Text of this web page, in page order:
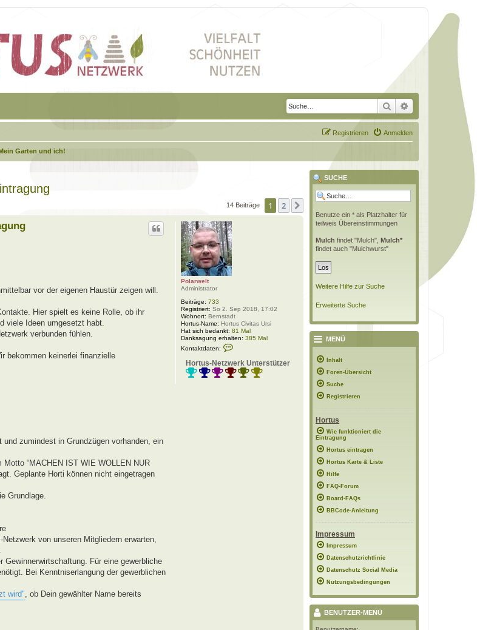
Suche Erweiterte Suche
Anmelden
Registrieren
Garten und ich!
14 Beiträge 1 2
Polarwelt
Administrator
Beiträge: 733
Registriert: So 2. Sep 2018, 17:02
Wohnort: Bernstadt
Hortus-Name: Hortus Civitas Ursi
Hat sich bedankt: 81 Mal
Danksagung erhalten: 385 Mal
Kontaktdaten:
t
a
Hortus-Netzwerk Unterstützer
vor der eigenen Haustür zeigen will.
Hier spielt es keine Rolle, ob ihr
viele Ideen umgesetzt habt.
verbunden fühlen.
bekommen keinerlei finanzielle
zumindest in Grundzügen vorhanden, ein
“MACHEN IST WIE WOLLEN NUR
Geplante Horti können nicht eingetragen
Grundlage.
von unseren Mitgliedern erwarten,
Für eine gewerbliche
Bei Kenntniserlangung der gewerblichen
wird", ob Dein gewählter Name bereits
SUCHE
Benutze ein * als Platzhalter für
teilweis Übereinstimmungen
Mulch findet "Mulch", Mulch*
findet auch "Mulchwurst"
Weitere Hilfe zur Suche
Erweiterte Suche
MENÜ
Inhalt
Foren-Übersicht
Suche
Registrieren
Hortus
Wie funktioniert die
Eintragung
Hortus eintragen
Hortus Karte & Liste
Hilfe
FAQ-Forum
Board-FAQs
BBCode-Anleitung
Impressum
Impressum
Datenschutzrichtlinie
Datenschutz Social Media
Nutzungsbedingungen
BENUTZER-MENÜ